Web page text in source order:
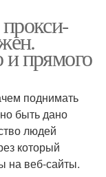
и прямого
поднимать
быть дано
людей
который
на веб-сайты.